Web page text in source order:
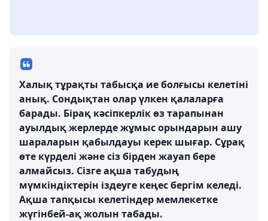
Халық тұрақты табысқа ие болғысы келетіні
анық. Сондықтан олар үлкен қалаларға
барады. Бірақ кәсіпкерлік өз тарапынан
ауылдық жерлерде жұмыс орындарын ашу
шараларын қабылдауы керек шығар. Сұрақ
өте күрделі және сіз бірден жауап бере
алмайсыз. Сізге ақша табудың
мүмкіндіктерін іздеуге кеңес бергім келеді.
Ақша тапқысы келетіндер мемлекетке
жүгінбей-ақ жолын табады.